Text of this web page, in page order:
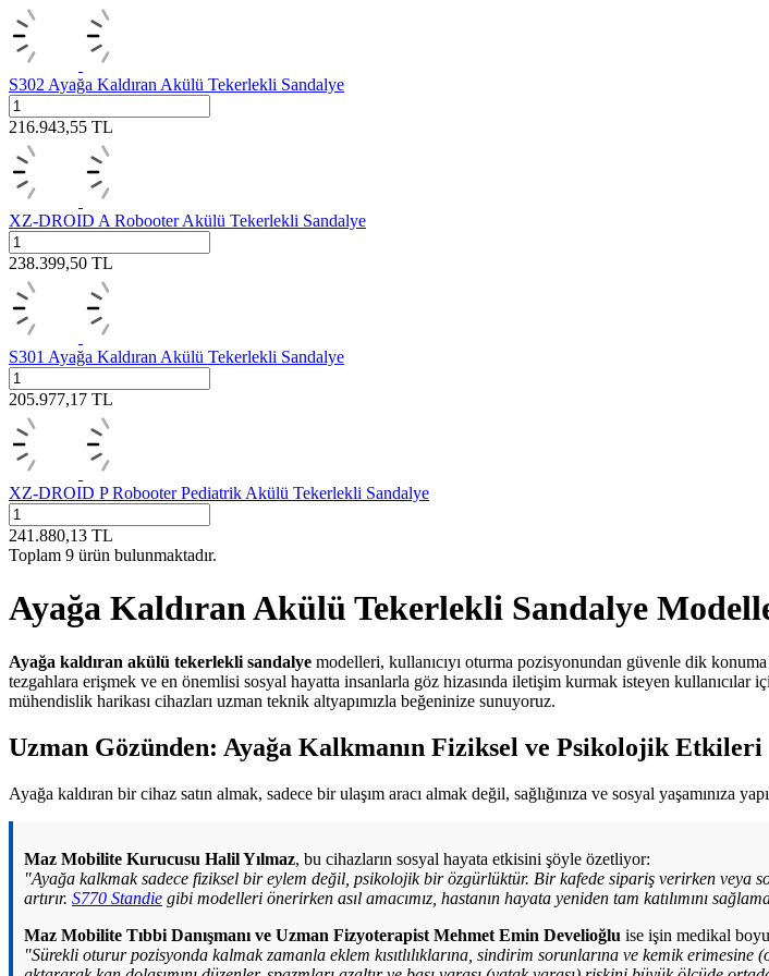
S302 Ayağa Kaldıran Akülü Tekerlekli Sandalye
216.943,55 TL
XZ-DROID A Robooter Akülü Tekerlekli Sandalye
238.399,50 TL
S301 Ayağa Kaldıran Akülü Tekerlekli Sandalye
205.977,17 TL
XZ-DROID P Robooter Pediatrik Akülü Tekerlekli Sandalye
241.880,13 TL
Toplam 9 ürün bulunmaktadır.
Ayağa Kaldıran Akülü Tekerlekli Sandalye
Ayağa kaldıran akülü tekerlekli sandalye modelleri, kullanıcıyı oturma pozisyonundan güvenle dik
tezgahlara erişmek ve en önemlisi sosyal hayatta insanlarla göz hizasında iletişim kurmak isteyen kullanıcılar
mühendislik harikası cihazları uzman teknik altyapımızla beğeninize sunuyoruz.
Uzman Gözünden: Ayağa Kalkmanın Fiziksel ve Psikolojik Etkileri
Ayağa kaldıran bir cihaz satın almak, sadece bir ulaşım aracı almak değil, sağlığınıza ve sosyal yaşamınıza
Maz Mobilite Kurucusu Halil Yılmaz, bu cihazların sosyal hayata etkisini şöyle özetliyor:
"Ayağa kalkmak sadece fiziksel bir eylem değil, psikolojik bir özgürlüktür. Bir kafede sipariş verirken veya
artırır. S770 Standie gibi modelleri önerirken asıl amacımız, hastanın hayata yeniden tam katılımını
Maz Mobilite Tıbbi Danışmanı ve Uzman Fizyoterapist Mehmet Emin Develioğlu ise işin medikal
"Sürekli oturur pozisyonda kalmak zamanla eklem kısıtlılıklarına, sindirim sorunlarına ve kemik